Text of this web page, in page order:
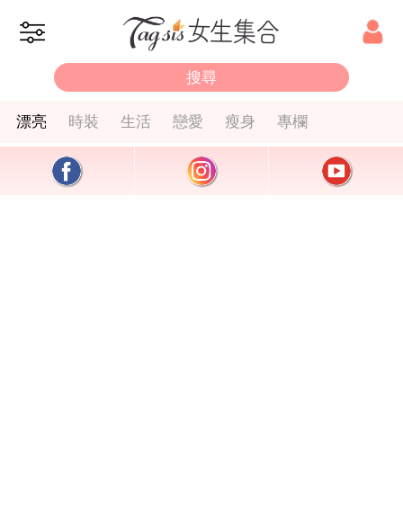
漂亮 時裝 生活 戀愛 瘦身 專欄